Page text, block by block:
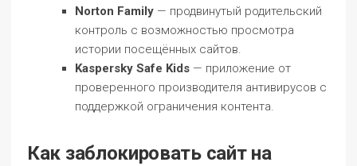
Norton Family — продвинутый родительский
контроль с возможностью просмотра
истории посещённых сайтов.
Kaspersky Safe Kids — приложение от
проверенного производителя антивирусов с
поддержкой ограничения контента.
Как заблокировать сайт на